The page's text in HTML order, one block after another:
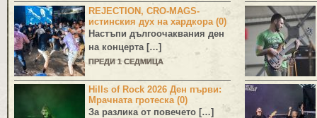
REJECTION, CRO-MAGS-
истинския дух на хардкора (0)
Настъпи дългоочаквания ден
на концерта […]
ПРЕДИ 1 СЕДМИЦА
Hills of Rock 2026 Ден първи:
Мрачната гротеска (0)
За разлика от повечето […]